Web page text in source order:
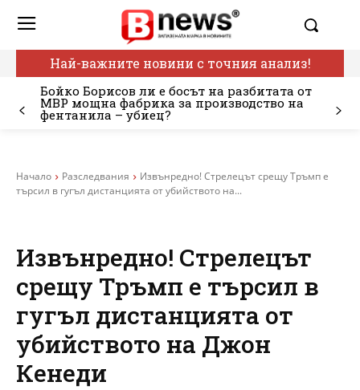
Най-важните новини с точния анализ!
Бойко Борисов ли е босът на разбитата от
МВР мощна фабрика за производство на
фентанила – убиец?
Начало Разследвания
Извънредно! Стрелецът срещу Тръмп е
търсил в гугъл дистанцията от убийството на...
Извънредно! Стрелецът
срещу Тръмп е търсил в
гугъл дистанцията от
убийството на Джон
Кенеди